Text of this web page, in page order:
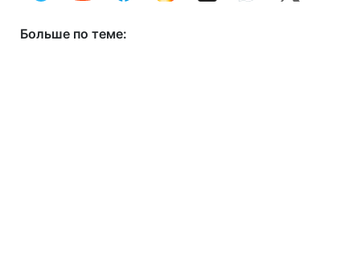
Больше по теме: